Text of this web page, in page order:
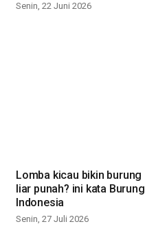
Senin, 22 Juni 2026
Lomba kicau bikin burung
liar punah? ini kata Burung
Indonesia
Senin, 27 Juli 2026